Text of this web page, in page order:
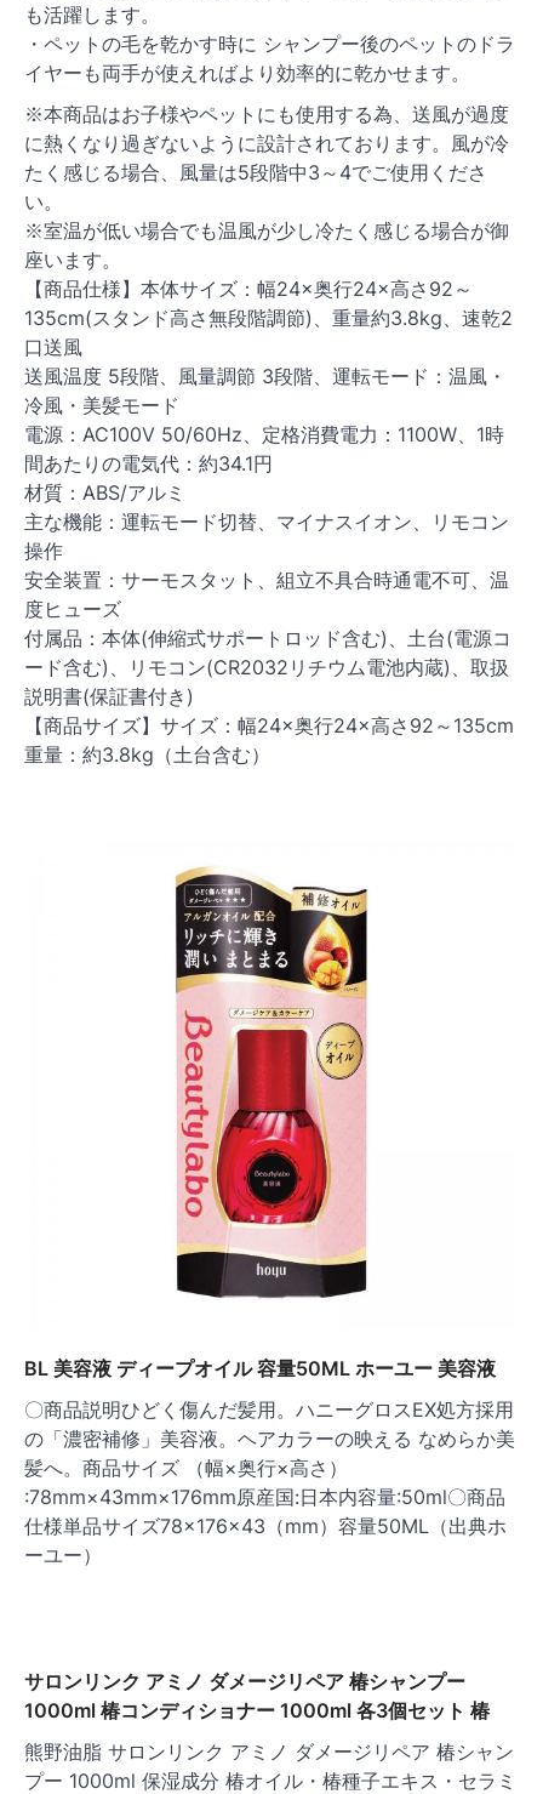
も活躍します。
・ペットの毛を乾かす時に シャンプー後のペットのドラ
イヤーも両手が使えればより効率的に乾かせます。
※本商品はお子様やペットにも使用する為、送風が過度
に熱くなり過ぎないように設計されております。風が冷
たく感じる場合、風量は5段階中3～4でご使用くださ
い。
※室温が低い場合でも温風が少し冷たく感じる場合が御
座います。
【商品仕様】本体サイズ：幅24×奥行24×高さ92～
135cm(スタンド高さ無段階調節)、重量約3.8kg、速乾2
口送風
送風温度 5段階、風量調節 3段階、運転モード：温風・
冷風・美髪モード
電源：AC100V 50/60Hz、定格消費電力：1100W、1時
間あたりの電気代：約34.1円
材質：ABS/アルミ
主な機能：運転モード切替、マイナスイオン、リモコン
操作
安全装置：サーモスタット、組立不具合時通電不可、温
度ヒューズ
付属品：本体(伸縮式サポートロッド含む)、土台(電源コ
ード含む)、リモコン(CR2032リチウム電池内蔵)、取扱
説明書(保証書付き)
【商品サイズ】サイズ：幅24×奥行24×高さ92～135cm
重量：約3.8kg（土台含む）
BL 美容液 ディープオイル 容量50ML ホーユー 美容液
〇商品説明ひどく傷んだ髪用。ハニーグロスEX処方採用
の「濃密補修」美容液。ヘアカラーの映える なめらか美
髪へ。商品サイズ （幅×奥行×高さ）
:78mm×43mm×176mm原産国:日本内容量:50ml〇商品
仕様単品サイズ78×176×43（mm）容量50ML（出典ホ
ーユー）
サロンリンク アミノ ダメージリペア 椿シャンプー
1000ml 椿コンディショナー 1000ml 各3個セット 椿
熊野油脂 サロンリンク アミノ ダメージリペア 椿シャン
プー 1000ml 保湿成分 椿オイル・椿種子エキス・セラミ